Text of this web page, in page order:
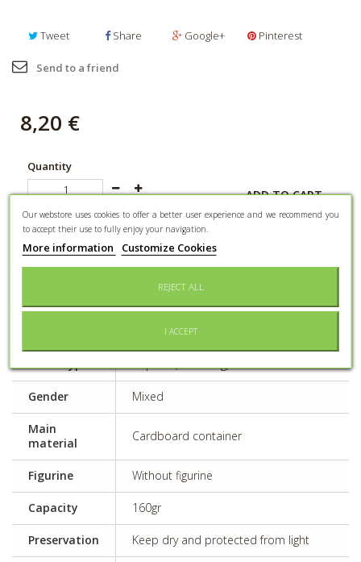
Tweet Share Google+ Pinterest
Send to a friend
8,20 €
Quantity
Available empty or full
ADD TO CART
DATA SHEET
Event type Baptism, Wedding, Communion
Gender Mixed
Main
material
Cardboard container
Figurine Without figurine
Capacity 160gr
Preservation Keep dry and protected from light
Our webstore uses cookies to offer a better user experience and we recommend you
to accept their use to fully enjoy your navigation.
More information Customize Cookies
REJECT ALL
I ACCEPT